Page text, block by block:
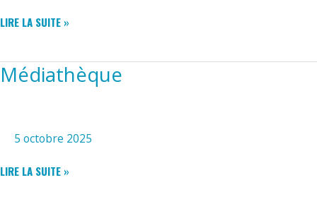
MÉDIATHÈQUE
LIRE LA SUITE »
Médiathèque
5 octobre 2025
MÉDIATHÈQUE
LIRE LA SUITE »